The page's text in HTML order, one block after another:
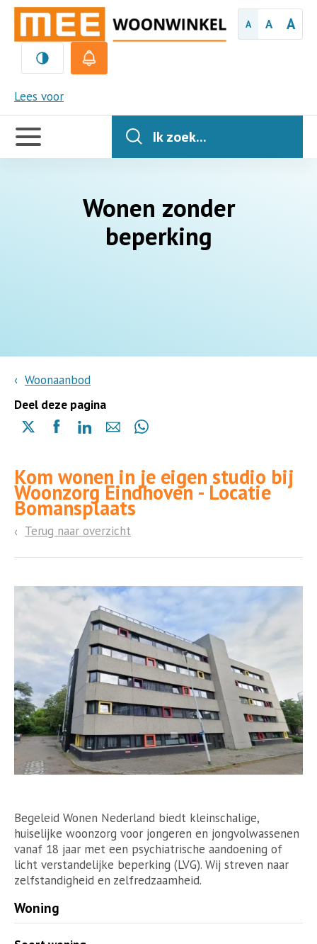
A A A
Lees voor
MEE
Handige
links
Ik zoek...
Wonen zonder
beperking
Woonaanbod
Deel deze pagina
Delen
(opent
in
een
nieuwe
pagina)
Delen
(opent
in
een
nieuwe
pagina)
Delen
(opent
in
een
nieuwe
pagina)
Delen
mail
Delen
(opent
in
Kom wonen in je eigen studio bij
Woonzorg Eindhoven - Locatie
Bomansplaats
Terug naar overzicht
Begeleid Wonen Nederland biedt kleinschalige,
huiselijke woonzorg voor jongeren en jongvolwassenen
vanaf 18 jaar met een psychiatrische aandoening of
licht verstandelijke beperking (LVG). Wij streven naar
zelfstandigheid en zelfredzaamheid.
Woning